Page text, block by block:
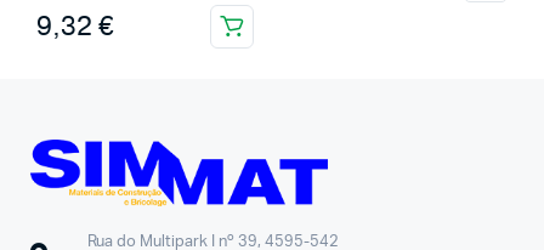
9,32 €
Rua do Multipark I nº 39, 4595-542